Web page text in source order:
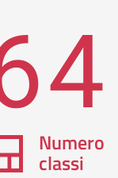
Numero
classi